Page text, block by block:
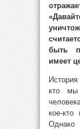
быть
имеет
кто мы
кое-кто
Однако